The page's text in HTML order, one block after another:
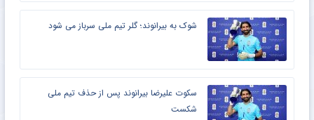
شوک به بیرانوند؛ گلر تیم ملی سرباز می شود
سکوت علیرضا بیرانوند پس از حذف تیم ملی
شکست